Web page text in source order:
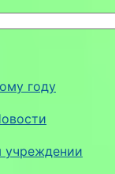
году
учреждении